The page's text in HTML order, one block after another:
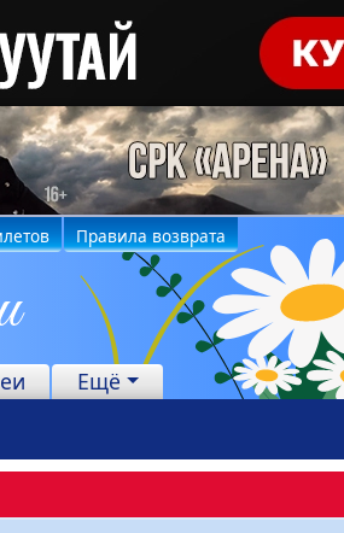
Правила возврата
Ещё